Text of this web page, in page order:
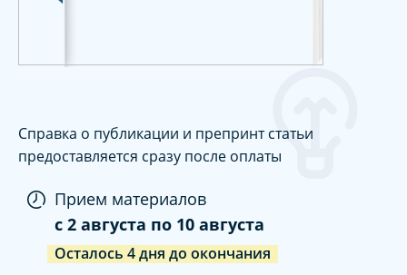
Справка о публикации и препринт статьи
предоставляется сразу после оплаты
Прием материалов
c 2 августа по 10 августа
Осталось 4дня до окончания